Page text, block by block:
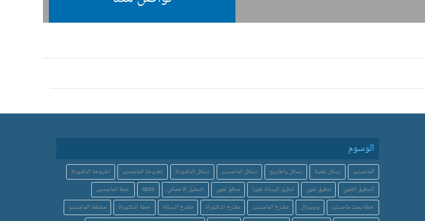
الوسوم
الماجستير رسائل علمية رسائل واطاريح رسائل الماجستير رسائل الدكتوراة اطروحة الماجستير
اطروحة الدكتوراة
التدقيق اللغوي
تدقيق لغوي تدقيق الرسالة لغويا مدقق لغوي التحليل الاحصائي spss
خطة الماجستير
خطة بحث ماجستير
بروبوزال مقترح الماجستير مقترح الدكتوراة مقترح الرسالة خطة الدكتوراة
مخطط الماجستير